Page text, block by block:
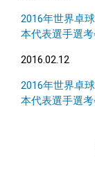
2016年世界卓
本代表選手選
2016.02.12
2016年世界卓
本代表選手選